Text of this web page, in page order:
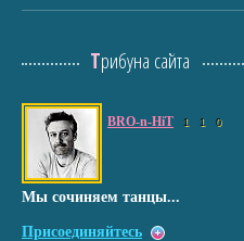
Трибуна сайта
BRO-n-HiT 1 1 0
Мы сочиняем танцы...
Присоединяйтесь